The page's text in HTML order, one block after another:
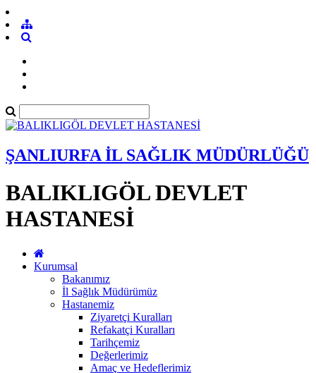
ŞANLIURFA İL SAĞLIK MÜDÜRLÜĞÜ
BALIKLIGÖL DEVLET
HASTANESİ
Kurumsal
Bakanımız
İl Sağlık Müdürümüz
Hastanemiz
Ziyaretçi Kuralları
Refakatçi Kuralları
Tarihçemiz
Değerlerimiz
Amaç ve Hedeflerimiz